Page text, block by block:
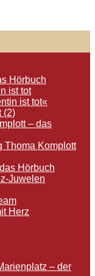
im Vordergrund
Hörbuch
ist tot
ist tot«
(2)
– das
Thoma Komplott
Hörbuch
Juwelen
Herz
– der